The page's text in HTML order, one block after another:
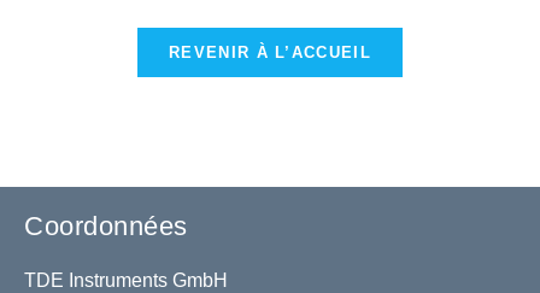
REVENIR À L’ACCUEIL
Coordonnées
TDE Instruments GmbH